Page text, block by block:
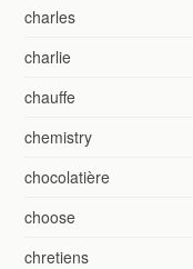
charles
charlie
chauffe
chemistry
chocolatière
choose
chretiens